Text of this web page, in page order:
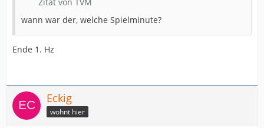
wann war der, welche Spielminute?
Ende 1. Hz
Eckig
wohnt hier